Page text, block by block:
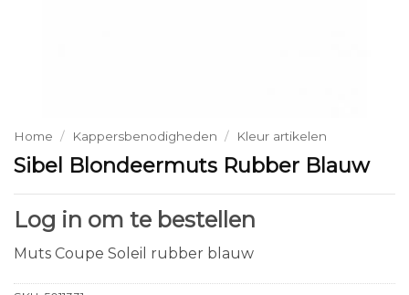
Home / Kappersbenodigheden / Kleur artikelen
Sibel Blondeermuts Rubber Blauw
Log in om te bestellen
Muts Coupe Soleil rubber blauw